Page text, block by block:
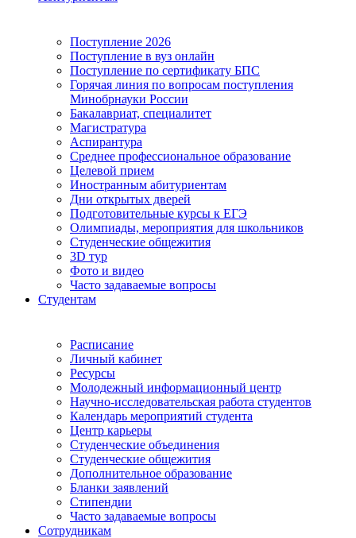
Поступление 2026
Поступление в вуз онлайн
Поступление по сертификату БПС
Горячая линия по вопросам поступления
Минобрнауки России
Бакалавриат, специалитет
Магистратура
Аспирантура
Среднее профессиональное образование
Целевой прием
Иностранным абитуриентам
Дни открытых дверей
Подготовительные курсы к ЕГЭ
Олимпиады, мероприятия для школьников
Студенческие общежития
3D тур
Фото и видео
Часто задаваемые вопросы
Студентам
Расписание
Личный кабинет
Ресурсы
Молодежный информационный центр
Научно-исследовательская работа студентов
Календарь мероприятий студента
Центр карьеры
Студенческие объединения
Студенческие общежития
Дополнительное образование
Бланки заявлений
Стипендии
Часто задаваемые вопросы
Сотрудникам